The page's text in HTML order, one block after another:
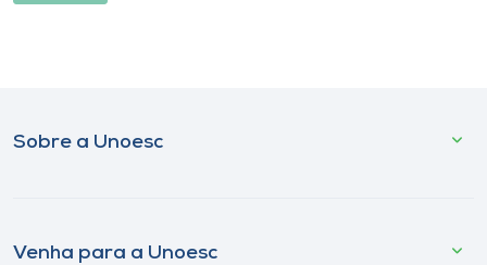
Sobre a Unoesc
Venha para a Unoesc